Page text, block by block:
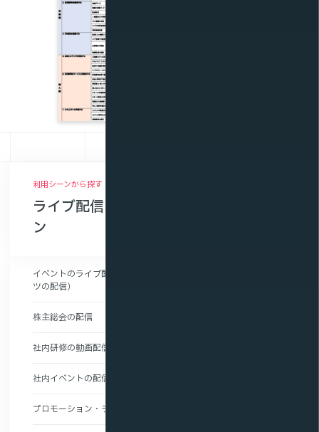
利用シーンから探す
ライブ配信ストリーミングの活用シー
ン
イベントのライブ配信（舞台・音楽ライブ・スポー
ツの配信）
株主総会の配信
社内研修の動画配信
社内イベントの配信
プロモーション・ライブコマースの配信